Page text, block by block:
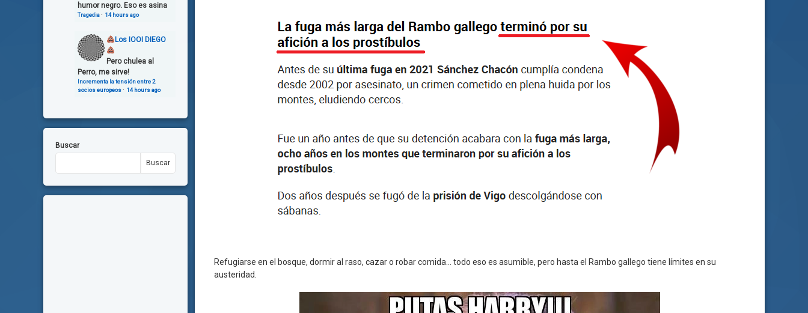
Refugiarse en el bosque, dormir al raso, cazar o robar comida… todo eso es asumible, pero hasta el Rambo gallego tiene límites en su
austeridad.
humor negro. Eso es asina
Tragedia· 14 hours ago
Los IOOI DIEGO
Pero chulea al
Perro, me sirve!
Incrementa la tensión entre 2
socios europeos· 14 hours ago
Buscar
Buscar